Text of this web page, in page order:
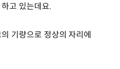
고 있는데요.
기량으로 정상의 자리에